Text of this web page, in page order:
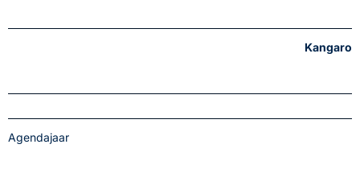
Kangaro
Agendajaar